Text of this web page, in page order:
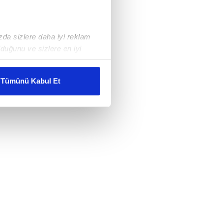
sizlere daha iyi reklam
ve sizlere en iyi
karşılamak
gösterilmeyecektir."
kullanılmaktadır. Bu
sunulması
ve sizlere yönelik
detaylı bilgi için Ayarlar
Tümünü Kabul Et